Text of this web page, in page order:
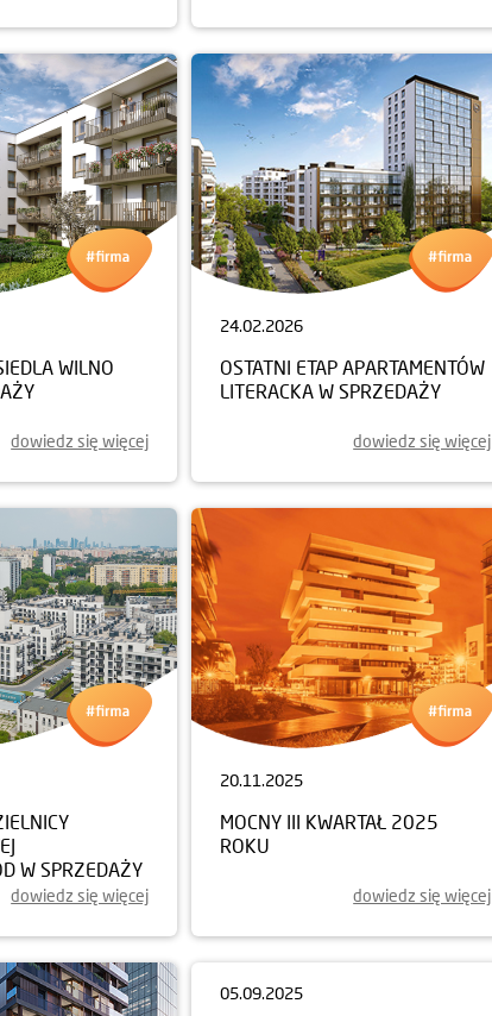
WILNO
dowiedz się więcej
24.02.2026
OSTATNI ETAP APARTAMENTÓW
LITERACKA W SPRZEDAŻY
dowiedz się więcej
W SPRZEDAŻY
dowiedz się więcej
20.11.2025
MOCNY III KWARTAŁ 2025
ROKU
dowiedz się więcej